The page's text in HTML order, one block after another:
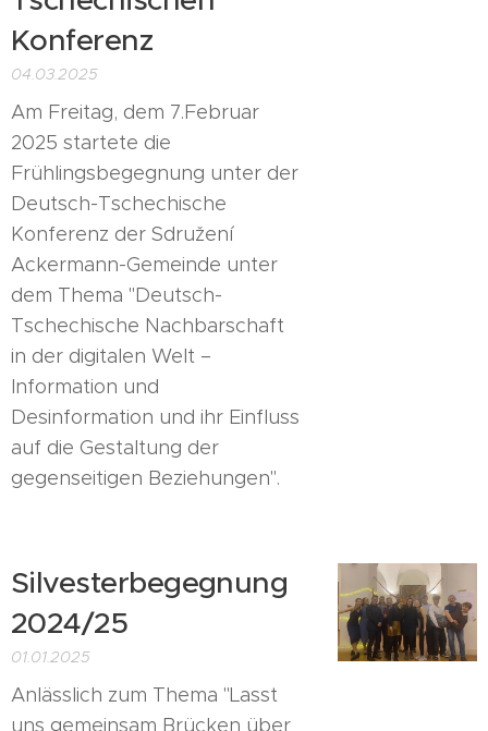
Konferenz
04.03.2025
Am Freitag, dem 7.Februar
2025 startete die
Frühlingsbegegnung unter der
Deutsch-Tschechische
Konferenz der Sdružení
Ackermann-Gemeinde unter
dem Thema "Deutsch-
Tschechische Nachbarschaft
in der digitalen Welt –
Information und
Desinformation und ihr Einfluss
auf die Gestaltung der
gegenseitigen Beziehungen".
Silvesterbegegnung
2024/25
01.01.2025
Anlässlich zum Thema "Lasst
uns gemeinsam Brücken über